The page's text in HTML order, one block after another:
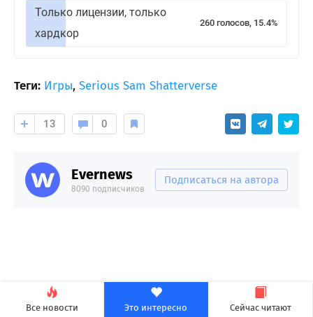
Все новости Это интересно Сейчас читают
Только лицензии, только
хардкор
260 голосов, 15.4%
Теги: Игры, Serious Sam Shatterverse
13 0
Evernews
8090 подписчиков
Подписаться на автора